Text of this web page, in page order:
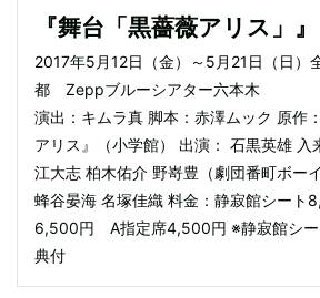
『舞台「黒薔薇アリス」』
2017年5月12日（金）～5月21日（日）
都 Zeppブルーシアター六本木
演出：キムラ真 脚本：赤澤ムック 原作
アリス』（小学館） 出演： 石黒英雄 入
江大志 柏木佑介 野嵜豊（劇団番町ボー
蜂谷晏海 名塚佳織 料金：静寂館シー
6,500円 A指定席4,500円 ※静寂館シー
典付